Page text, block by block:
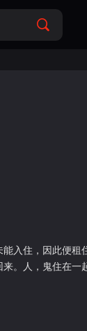
入住，因此便
。人，鬼住在一